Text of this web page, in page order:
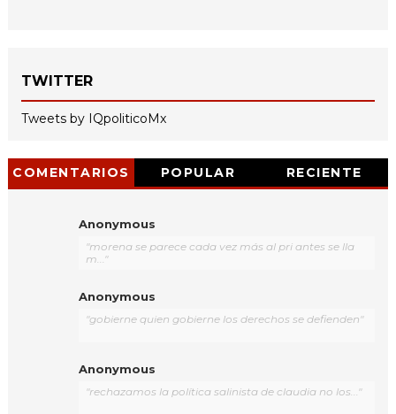
TWITTER
Tweets by IQpoliticoMx
COMENTARIOS POPULAR RECIENTE
Anonymous
"morena se parece cada vez más al pri antes se lla
m..."
Anonymous
"gobierne quien gobierne los derechos se defienden"
Anonymous
"rechazamos la política salinista de claudia no los..."